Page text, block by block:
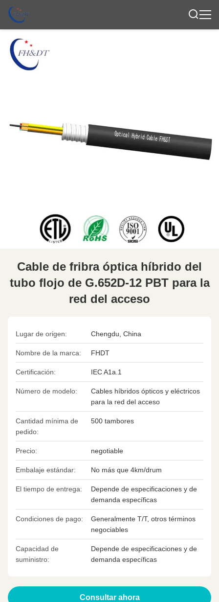
Cable de fribra óptica híbrido del
tubo flojo de G.652D-12 PBT para la
red del acceso
Lugar de origen: Chengdu, China
Nombre de la marca: FHDT
Certificación: IEC A1a.1
Número de modelo:
Cables híbridos ópticos y eléctricos
para la red del acceso
Cantidad mínima de
pedido:
500 tambores
Precio: negotiable
Embalaje estándar: No más que 4km/drum
El tiempo de entrega:
Depende de especificaciones y de
demanda específicas
Condiciones de pago:
Generalmente T/T, otros términos
negociables
Capacidad de
suministro:
Depende de especificaciones y de
demanda específicas
Consultar ahora